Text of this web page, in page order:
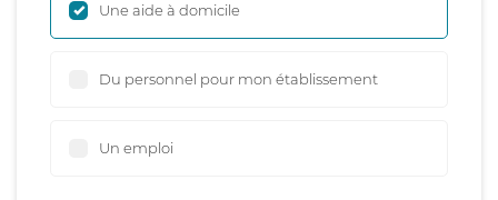
Une aide à domicile
Du personnel pour mon établissement
Un emploi